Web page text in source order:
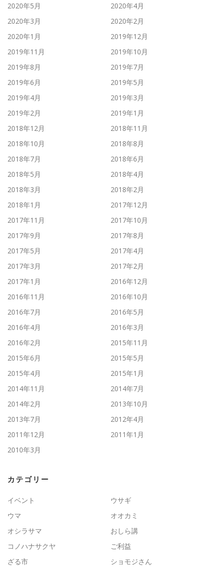
2020年5月
2020年4月
2020年3月
2020年2月
2020年1月
2019年12月
2019年11月
2019年10月
2019年8月
2019年7月
2019年6月
2019年5月
2019年4月
2019年3月
2019年2月
2019年1月
2018年12月
2018年11月
2018年10月
2018年8月
2018年7月
2018年6月
2018年5月
2018年4月
2018年3月
2018年2月
2018年1月
2017年12月
2017年11月
2017年10月
2017年9月
2017年8月
2017年5月
2017年4月
2017年3月
2017年2月
2017年1月
2016年12月
2016年11月
2016年10月
2016年7月
2016年5月
2016年4月
2016年3月
2016年2月
2015年11月
2015年6月
2015年5月
2015年4月
2015年1月
2014年11月
2014年7月
2014年2月
2013年10月
2013年7月
2012年4月
2011年12月
2011年1月
2010年3月
カテゴリー
イベント
ウサギ
ウマ
オオカミ
オシラサマ
おしら講
コノハナサクヤ
ご利益
ざる市
ショモジさん